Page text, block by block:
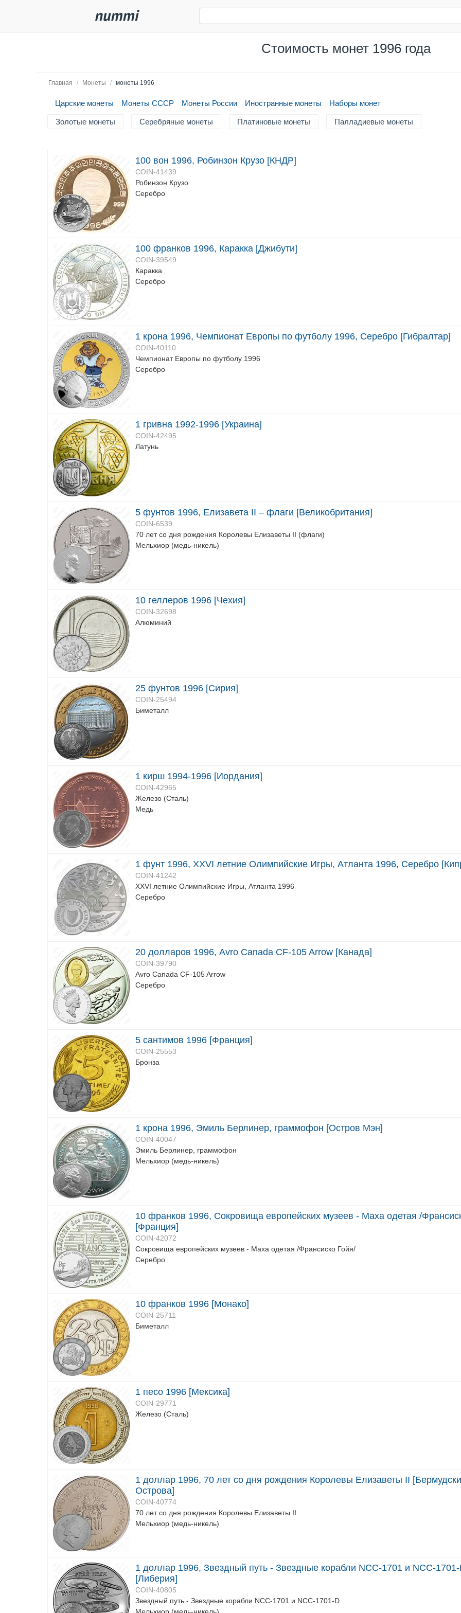
Стоимость монет 1996 года
Главная / Монеты / монеты 1996
Царские монеты Монеты СССР Монеты России Иностранные монеты Наборы монет
Золотые монеты Серебряные монеты Платиновые монеты Палладиевые монеты
100 вон 1996, Робинзон Крузо [КНДР]
COIN-41439
Робинзон Крузо
Серебро
100 франков 1996, Каракка [Джибути]
COIN-39549
Каракка
Серебро
1 крона 1996, Чемпионат Европы по футболу 1996, Серебро [Гибралтар]
COIN-40110
Чемпионат Европы по футболу 1996
Серебро
1 гривна 1992-1996 [Украина]
COIN-42495
Латунь
5 фунтов 1996, Елизавета II – флаги [Великобритания]
COIN-6539
70 лет со дня рождения Королевы Елизаветы II (флаги)
Мельхиор (медь-никель)
10 геллеров 1996 [Чехия]
COIN-32698
Алюминий
25 фунтов 1996 [Сирия]
COIN-25494
Биметалл
1 кирш 1994-1996 [Иордания]
COIN-42965
Железо (Сталь)
Медь
1 фунт 1996, XXVI летние Олимпийские Игры, Атланта 1996, Серебро
COIN-41242
XXVI летние Олимпийские Игры, Атланта 1996
Серебро
20 долларов 1996, Avro Canada CF-105 Arrow [Канада]
COIN-39790
Avro Canada CF-105 Arrow
Серебро
5 сантимов 1996 [Франция]
COIN-25553
Бронза
1 крона 1996, Эмиль Берлинер, граммофон [Остров Мэн]
COIN-40047
Эмиль Берлинер, граммофон
Мельхиор (медь-никель)
10 франков 1996, Сокровища европейских музеев - Маха одетая /
[Франция]
COIN-42072
Сокровища европейских музеев - Маха одетая /Франсиско Гойя/
Серебро
10 франков 1996 [Монако]
COIN-25711
Биметалл
1 песо 1996 [Мексика]
COIN-29771
Железо (Сталь)
1 доллар 1996, 70 лет со дня рождения Королевы Елизаветы II
Острова]
COIN-40774
70 лет со дня рождения Королевы Елизаветы II
Мельхиор (медь-никель)
1 доллар 1996, Звездный путь - Звездные корабли NCC-1701 и NCC-
[Либерия]
COIN-40805
Звездный путь - Звездные корабли NCC-1701 и NCC-1701-D